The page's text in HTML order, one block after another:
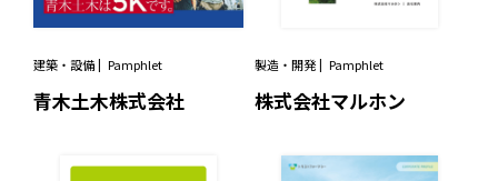
建築・設備 Pamphlet
青木土木株式会社
製造・開発 Pamphlet
株式会社マルホン